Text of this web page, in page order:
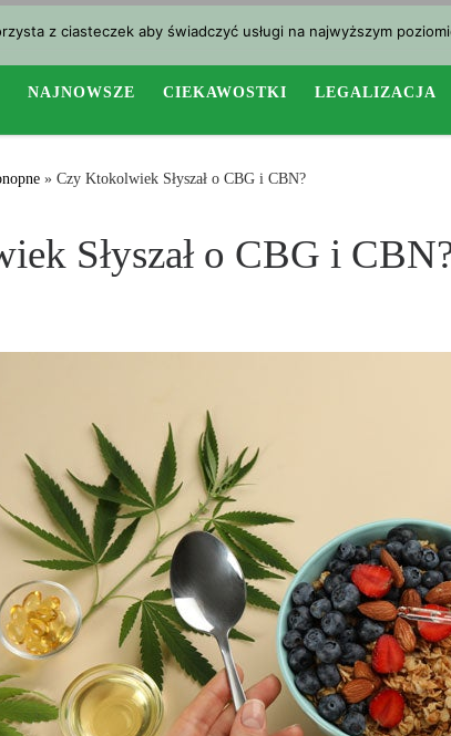
NAJNOWSZE CIEKAWOSTKI LEGALIZACJA
» Czy Ktokolwiek Słyszał o CBG i CBN?
Słyszał o CBG i
z ciasteczek aby świadczyć usługi na najwyższym